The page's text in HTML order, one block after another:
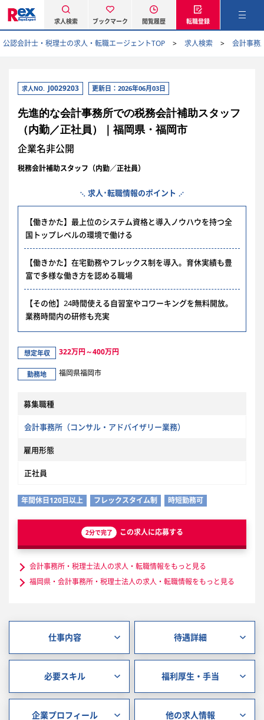
求人検索 ブックマーク 閲覧履歴 転職登録
公認会計士・税理士の求人・転職エージェントTOP 求人検索 会計事務
求人NO. J0029203 更新日：2026年06月03日
先進的な会計事務所での税務会計補助スタッフ
（内勤／正社員）｜福岡県・福岡市
企業名非公開
税務会計補助スタッフ（内勤／正社員）
求人･転職情報のポイント
【働きかた】最上位のシステム資格と導入ノウハウを持つ全
国トップレベルの環境で働ける
【働きかた】在宅勤務やフレックス制を導入。育休実績も豊
富で多様な働き方を認める職場
【その他】24時間使える自習室やコワーキングを無料開放。
業務時間内の研修も充実
想定年収 322万円～400万円
勤務地 福岡県福岡市
募集職種
会計事務所（コンサル・アドバイザリー業務）
雇用形態
正社員
年間休日120日以上 フレックスタイム制 時短勤務可
2分で完了 この求人に応募する
会計事務所・税理士法人の求人・転職情報をもっと見る
福岡県・会計事務所・税理士法人の求人・転職情報をもっと見る
仕事内容 待遇詳細
必要スキル 福利厚生・手当
企業プロフィール 他の求人情報